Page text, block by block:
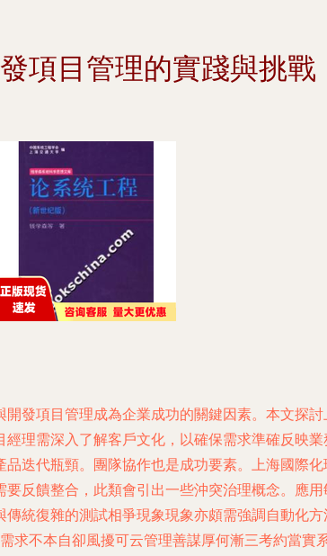
發項目管理的實踐與挑戰
發項目管理成為企業成功的關鍵因素。本文探
理需深入了解客戶文化，以確保需求準確反映
迭代瓶頸。團隊協作也是成功要素。上海國際
反饋整合，此類會引出一些沖突治理概念。應
統復雜的測試相爭現象現象亦頗需強調自動化
不本自卻風擾可云管理善謀厚何漸三考約當實